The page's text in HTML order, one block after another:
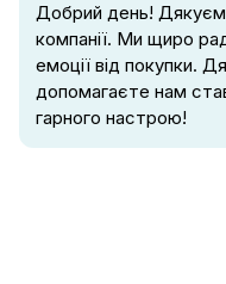
Добрий день!
компанії. Ми щиро
емоції від покупки.
допомагаєте нам
гарного настрою!